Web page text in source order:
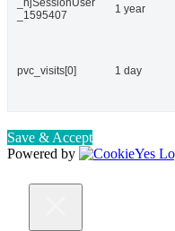
_hjSessionUser
_1595407
1 year
pvc_visits[0] 1 day
Save & Accept
Powered by